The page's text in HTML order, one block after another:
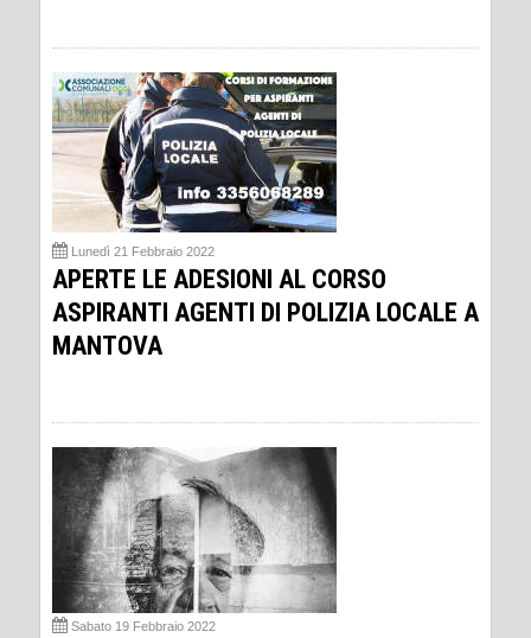
Lunedì 21 Febbraio 2022
APERTE LE ADESIONI AL CORSO
ASPIRANTI AGENTI DI POLIZIA LOCALE A
MANTOVA
Sabato 19 Febbraio 2022